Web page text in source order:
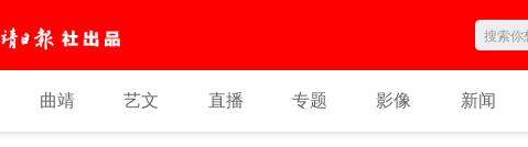
曲靖 艺文 直播 专题 影像 新闻